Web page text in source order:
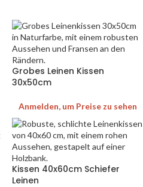
Grobes Leinen Kissen
30x50cm
Anmelden, um Preise zu sehen
Kissen 40x60cm Schiefer
Leinen